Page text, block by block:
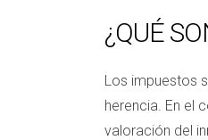
¿QUÉ
Los impuestos
herencia. En el
valoración del